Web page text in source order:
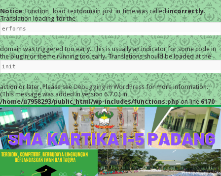
Notice: Function _load_textdomain_just_in_time was calledincorrectly.
Translation loading for the
erforms
domain was triggered too early. This is usually an indicator for some code in
the plugin or theme running too early. Translations should be loaded at the
init
action or later. Please seeDebugging in WordPressfor more information.
(This message was added in version 6.7.0.) in
/home/u7958293/public_html/wp-includes/functions.phpon line 6170